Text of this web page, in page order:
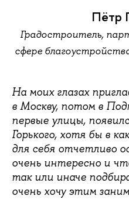
Пётр
Градостроитель,
сфере
На моих глазах
в Москву, потом в
первые улицы,
Горького, хотя бы в
для себя отчетливо
очень интересно и
так или иначе
очень хочу этим